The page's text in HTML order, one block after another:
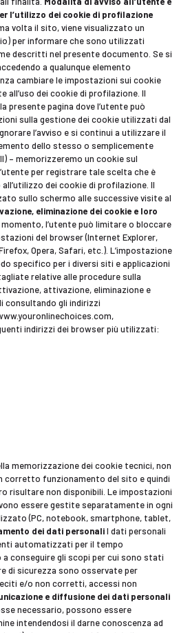
l’utilizzo dei cookie di profilazione
volta il sito, viene visualizzato un
per informare che sono utilizzati
descritti nel presente documento. Se si
a qualunque elemento
cambiare le impostazioni sui cookie
all’uso dei cookie di profilazione. Il
presente pagina dove l’utente può
sulla gestione dei cookie utilizzati dal
l’avviso e si continui a utilizzare il
dello stesso o semplicemente
– memorizzeremo un cookie sul
per registrare tale scelta che è
dei cookie di profilazione. Il
sullo schermo alle successive visite al
eliminazione dei cookie e loro
momento, l’utente può limitare o bloccare
del browser (Internet Explorer,
Opera, Safari, etc.). L’impostazione
specifico per i diversi siti e applicazioni
relative alle procedure sulla
attivazione, eliminazione e
consultando gli indirizzi
indirizzi dei browser più utilizzati:
memorizzazione dei cookie tecnici, non
corretto funzionamento del sito e quindi
risultare non disponibili. Le impostazioni
essere gestite separatamente in ogni
(PC, notebook, smartphone, tablet,
dei dati personaliI dati personali
automatizzati per il tempo
conseguire gli scopi per cui sono stati
di sicurezza sono osservate per
e/o non corretti, accessi non
e diffusione dei dati personali
necessario, possono essere
intendendosi il darne conoscenza ad